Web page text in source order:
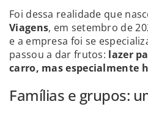
Foi dessa realidade que
Viagens, em setembro de
e a empresa foi se
passou a dar frutos: lazer
carro, mas especialmente
Famílias e grupos: